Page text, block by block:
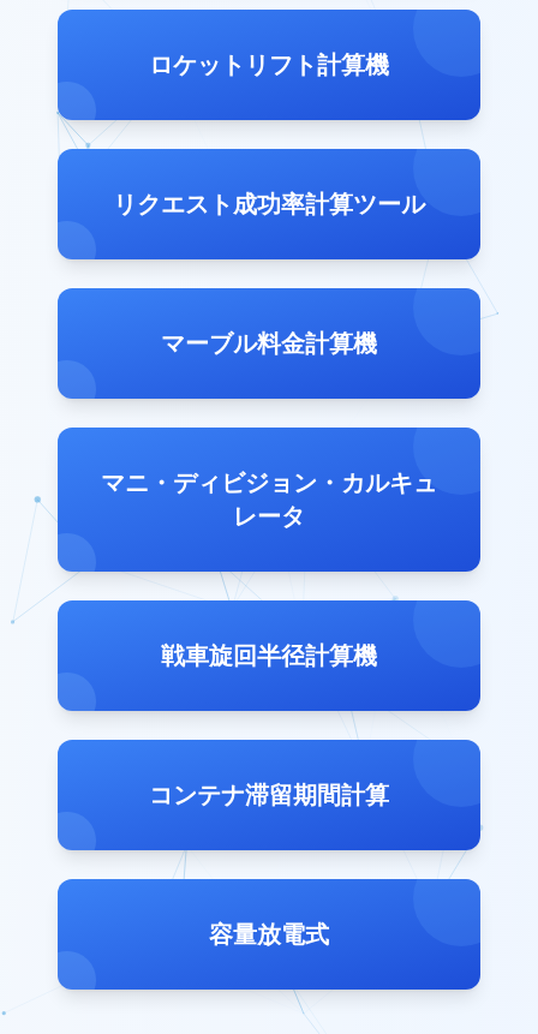
ロケットリフト計算機
リクエスト成功率計算ツール
マーブル料金計算機
マニ・ディビジョン・カルキュ
レータ
戦車旋回半径計算機
コンテナ滞留期間計算
容量放電式